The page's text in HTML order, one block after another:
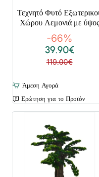
Τεχνητό Φυτό
Χώρου Λεμονιά με ύψος
122cm
-66%
39.90€
119.00€
Άμεση Αγορά
Ερώτηση για το Προϊόν